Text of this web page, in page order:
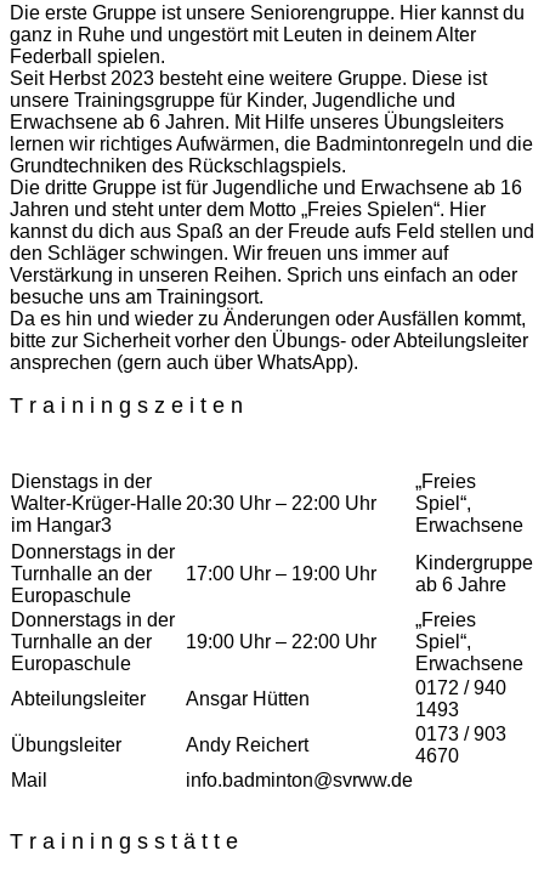
Die erste Gruppe ist unsere Seniorengruppe. Hier kannst du
ganz in Ruhe und ungestört mit Leuten in deinem Alter
Federball spielen.
Seit Herbst 2023 besteht eine weitere Gruppe. Diese ist
unsere Trainingsgruppe für Kinder, Jugendliche und
Erwachsene ab 6 Jahren. Mit Hilfe unseres Übungsleiters
lernen wir richtiges Aufwärmen, die Badmintonregeln und die
Grundtechniken des Rückschlagspiels.
Die dritte Gruppe ist für Jugendliche und Erwachsene ab 16
Jahren und steht unter dem Motto „Freies Spielen“. Hier
kannst du dich aus Spaß an der Freude aufs Feld stellen und
den Schläger schwingen. Wir freuen uns immer auf
Verstärkung in unseren Reihen. Sprich uns einfach an oder
besuche uns am Trainingsort.
Da es hin und wieder zu Änderungen oder Ausfällen kommt,
bitte zur Sicherheit vorher den Übungs- oder Abteilungsleiter
ansprechen (gern auch über WhatsApp).
T r a i n i n g s z e i t e n
Dienstags in der
Walter-Krüger-Halle
im Hangar3
20:30 Uhr – 22:00 Uhr
„Freies
Spiel“,
Erwachsene
Donnerstags in der
Turnhalle an der
Europaschule
17:00 Uhr – 19:00 Uhr
Kindergruppe
ab 6 Jahre
Donnerstags in der
Turnhalle an der
Europaschule
19:00 Uhr – 22:00 Uhr
„Freies
Spiel“,
Erwachsene
Abteilungsleiter
Ansgar Hütten
0172 / 940
1493
Übungsleiter
Andy Reichert
0173 / 903
4670
Mail
info.badminton@svrww.de
T r a i n i n g s s t ä t t e